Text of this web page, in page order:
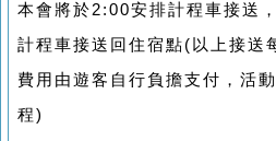
本會將於2:00安排計程車接送
計程車接送回住宿點(以上接送
費用由遊客自行負擔支付，活
程)